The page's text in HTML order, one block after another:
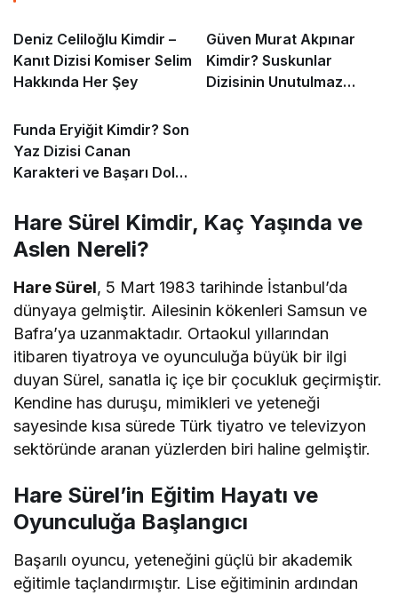
Deniz Celiloğlu Kimdir –
Kanıt Dizisi Komiser Selim
Hakkında Her Şey
Güven Murat Akpınar
Kimdir? Suskunlar
Dizisinin Unutulmaz
Funda Eryiğit Kimdir? Son
Yaz Dizisi Canan
Karakteri ve Başarı Dolu
Hare Sürel Kimdir, Kaç Yaşında ve
Aslen Nereli?
Hare Sürel, 5 Mart 1983 tarihinde İstanbul’da
dünyaya gelmiştir. Ailesinin kökenleri Samsun ve
Bafra’ya uzanmaktadır. Ortaokul yıllarından
itibaren tiyatroya ve oyunculuğa büyük bir ilgi
duyan Sürel, sanatla iç içe bir çocukluk geçirmiştir.
Kendine has duruşu, mimikleri ve yeteneği
sayesinde kısa sürede Türk tiyatro ve televizyon
sektöründe aranan yüzlerden biri haline gelmiştir.
Hare Sürel’in Eğitim Hayatı ve
Oyunculuğa Başlangıcı
Başarılı oyuncu, yeteneğini güçlü bir akademik
eğitimle taçlandırmıştır. Lise eğitiminin ardından